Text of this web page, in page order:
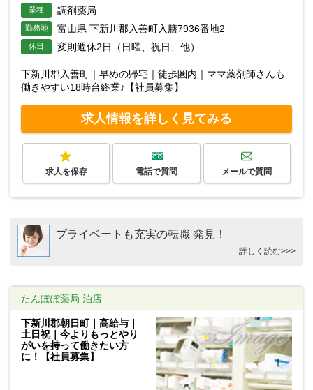
業種 調剤薬局
勤務地 富山県 下新川郡入善町入膳7936番地2
休日 変則週休2日（日曜、祝日、他）
下新川郡入善町｜早めの帰宅｜徒歩圏内｜ママ薬剤師さんも
働きやすい18時台終業♪【社員募集】
求人情報を詳しく見てみる
求人を保存 電話で質問 メールで質問
プライベートも充実の転職 発見！
詳しく読む>>>
たんぽぽ薬局 泊店
下新川郡朝日町｜高給与｜
土日祝｜今よりもっとやり
がいを持って働きたい方
に！【社員募集】